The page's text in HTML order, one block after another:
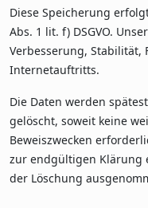
Diese Speicherung
Abs. 1 lit. f) DSGVO.
Verbesserung, Stabilität,
Internetauftritts.
Die Daten werden
gelöscht, soweit keine
Beweiszwecken
zur endgültigen Klärung
der Löschung